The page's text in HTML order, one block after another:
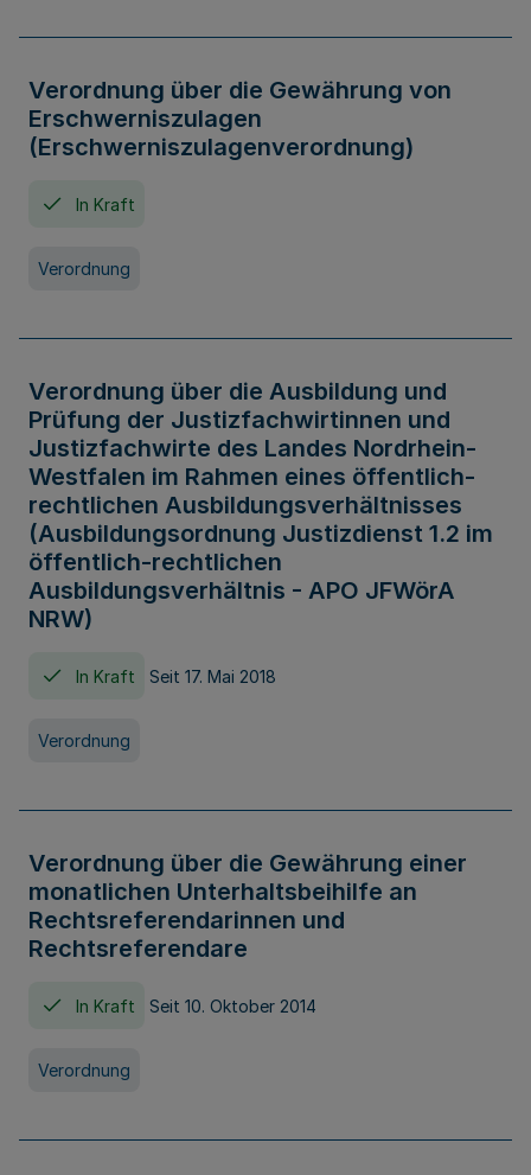
Verordnung über die Gewährung von
Erschwerniszulagen
(Erschwerniszulagenverordnung)
In Kraft
Verordnung
Verordnung über die Ausbildung und
Prüfung der Justizfachwirtinnen und
Justizfachwirte des Landes Nordrhein-
Westfalen im Rahmen eines öffentlich-
rechtlichen Ausbildungsverhältnisses
(Ausbildungsordnung Justizdienst 1.2 im
öffentlich-rechtlichen
Ausbildungsverhältnis - APO JFWörA
NRW)
In Kraft Seit 17. Mai 2018
Verordnung
Verordnung über die Gewährung einer
monatlichen Unterhaltsbeihilfe an
Rechtsreferendarinnen und
Rechtsreferendare
In Kraft Seit 10. Oktober 2014
Verordnung